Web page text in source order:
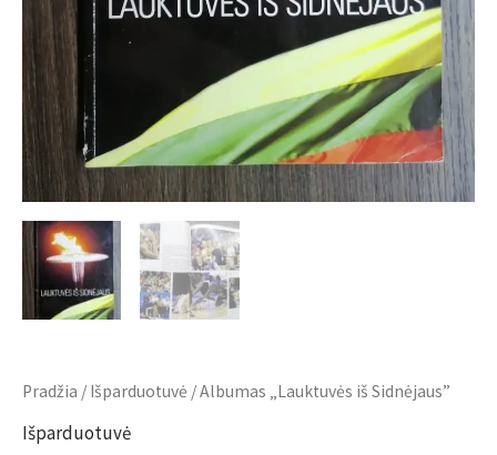
Pradžia / Išparduotuvė / Albumas „Lauktuvės iš Sidnėjaus”
Išparduotuvė